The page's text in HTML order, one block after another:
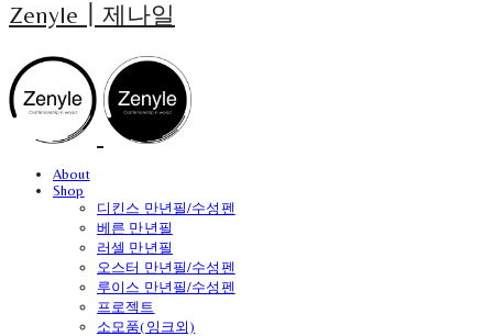
Zenyle┃제나일
About
Shop
디킨스 만년필/수성펜
베른 만년필
러셀 만년필
오스터 만년필/수성펜
루이스 만년필/수성펜
프로젝트
소모품(잉크외)